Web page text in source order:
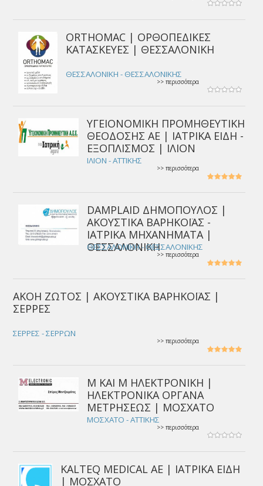
ORTHOMAC | ΟΡΘΟΠΕΔΙΚΕΣ
ΚΑΤΑΣΚΕΥΕΣ | ΘΕΣΣΑΛΟΝΙΚΗ
ΘΕΣΣΑΛΟΝΙΚΗ - ΘΕΣΣΑΛΟΝΙΚΗΣ
>> περισσότερα
ΥΓΕΙΟΝΟΜΙΚΗ ΠΡΟΜΗΘΕΥΤΙΚΗ
ΘΕΟΔΟΣΗΣ ΑΕ | ΙΑΤΡΙΚΑ ΕΙΔΗ -
ΕΞΟΠΛΙΣΜΟΣ | ΙΛΙΟΝ
ΙΛΙΟΝ - ΑΤΤΙΚΗΣ
>> περισσότερα
DAMPLAID ΔΗΜΟΠΟΥΛΟΣ |
ΑΚΟΥΣΤΙΚΑ ΒΑΡΗΚΟΪΑΣ -
ΙΑΤΡΙΚΑ ΜΗΧΑΝΗΜΑΤΑ |
ΘΕΣΣΑΛΟΝΙΚΗ
ΘΕΣΣΑΛΟΝΙΚΗ - ΘΕΣΣΑΛΟΝΙΚΗΣ
>> περισσότερα
ΑΚΟΗ ΖΩΤΟΣ | ΑΚΟΥΣΤΙΚΑ ΒΑΡΗΚΟΪΑΣ |
ΣΕΡΡΕΣ
ΣΕΡΡΕΣ - ΣΕΡΡΩΝ
>> περισσότερα
Μ ΚΑΙ Μ ΗΛΕΚΤΡΟΝΙΚΗ |
ΗΛΕΚΤΡΟΝΙΚΑ ΟΡΓΑΝΑ
ΜΕΤΡΗΣΕΩΣ | ΜΟΣΧΑΤΟ
ΜΟΣΧΑΤΟ - ΑΤΤΙΚΗΣ
>> περισσότερα
KALTEQ MEDICAL ΑΕ | ΙΑΤΡΙΚΑ ΕΙΔΗ
| ΜΟΣΧΑΤΟ